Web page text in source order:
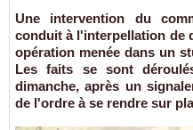
Une intervention du
conduit à l'interpellation de
opération menée dans un
Les faits se sont
dimanche, après un
de l'ordre à se rendre sur